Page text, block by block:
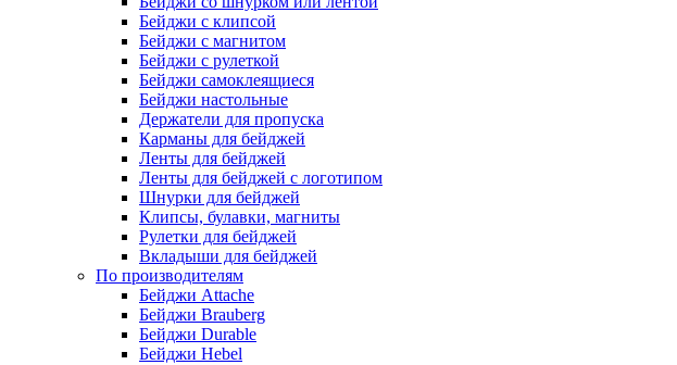
Бейджи с клипсой
Бейджи с магнитом
Бейджи с рулеткой
Бейджи самоклеящиеся
Бейджи настольные
Держатели для пропуска
Карманы для бейджей
Ленты для бейджей
Ленты для бейджей с логотипом
Шнурки для бейджей
Клипсы, булавки, магниты
Рулетки для бейджей
Вкладыши для бейджей
По производителям
Бейджи Attache
Бейджи Brauberg
Бейджи Durable
Бейджи Hebel